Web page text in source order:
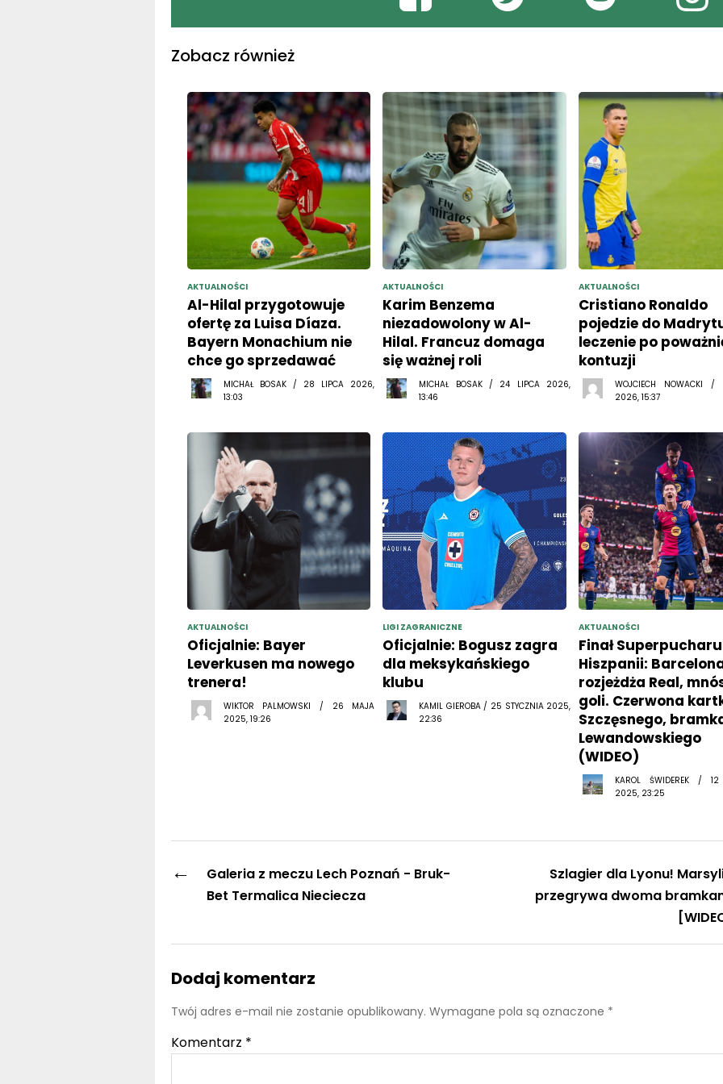
Zobacz również
AKTUALNOŚCI
Al-Hilal przygotowuje
ofertę za Luisa Díaza.
Bayern Monachium nie
chce go sprzedawać
MICHAŁ BOSAK / 28 LIPCA 2026,
13:03
AKTUALNOŚCI
Karim Benzema
niezadowolony w Al-
Hilal. Francuz domaga
się ważnej roli
MICHAŁ BOSAK / 24 LIPCA 2026,
13:46
AKTUALNOŚCI
Cristiano Ronaldo
pojedzie do
leczenie po
kontuzji
WOJCIECH NOWACKI
2026, 15:37
AKTUALNOŚCI
Oficjalnie: Bayer
Leverkusen ma nowego
trenera!
WIKTOR PALMOWSKI / 26 MAJA
2025, 19:26
LIGI ZAGRANICZNE
Oficjalnie: Bogusz zagra
dla meksykańskiego
klubu
KAMIL GIEROBA / 25 STYCZNIA 2025,
22:36
AKTUALNOŚCI
Finał Superpucharu
Hiszpanii:
rozjeżdża Real,
goli. Czerwona
Szczęsnego,
Lewandowskiego
(WIDEO)
KAROL ŚWIDEREK / 12
2025, 23:25
←
Galeria z meczu Lech Poznań - Bruk-
Bet Termalica Nieciecza
Szlagier dla Lyonu!
przegrywa dwoma
Dodaj komentarz
Twój adres e-mail nie zostanie opublikowany. Wymagane pola są oznaczone *
Komentarz *